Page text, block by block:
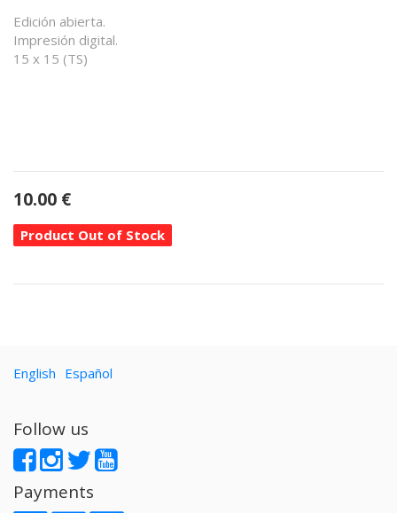
Edición abierta.
Impresión digital.
15 x 15 (TS)
10.00 €
Product Out of Stock
English Español
Follow us
Payments